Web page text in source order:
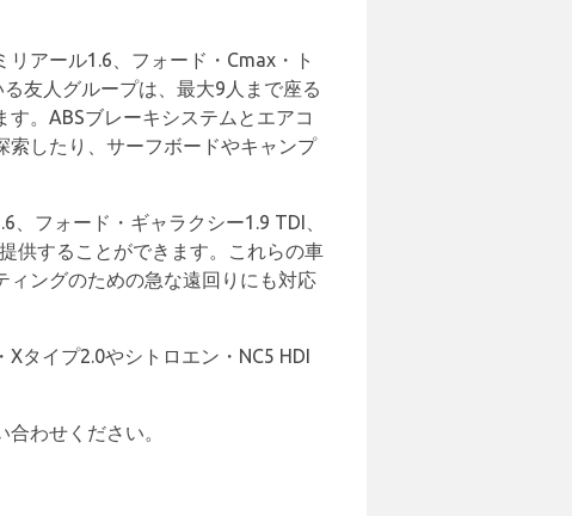
アール1.6、フォード・Cmax・ト
友人グループは、最大9人まで座る
。ABSブレーキシステムとエアコ
索したり、サーフボードやキャンプ
フォード・ギャラクシー1.9 TDI、
供することができます。これらの車
ィングのための急な遠回りにも対応
タイプ2.0やシトロエン・NC5 HDI
わせください。